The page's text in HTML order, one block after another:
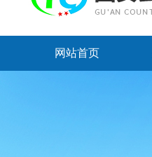
网站首页